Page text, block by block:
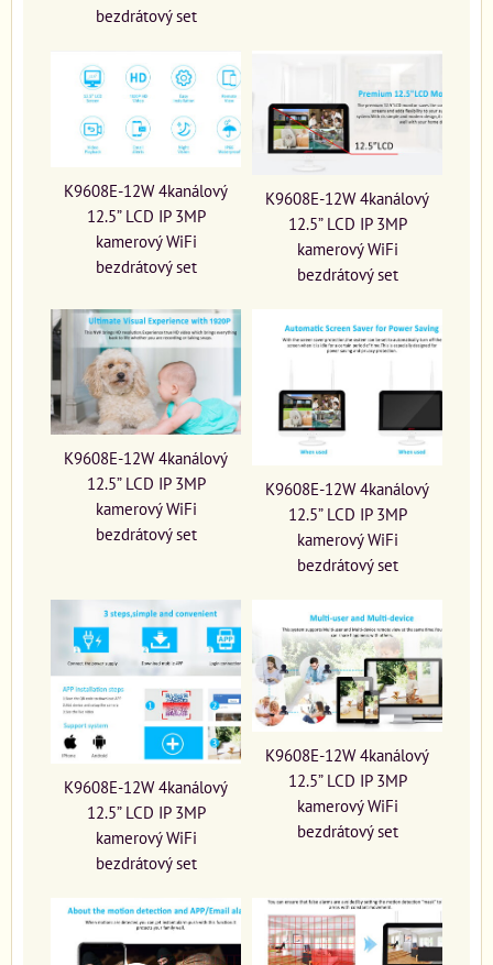
bezdrátový set
K9608E-12W 4kanálový
12.5” LCD IP 3MP
kamerový WiFi
bezdrátový set
K9608E-12W 4kanálový
12.5” LCD IP 3MP
kamerový WiFi
bezdrátový set
K9608E-12W 4kanálový
12.5” LCD IP 3MP
kamerový WiFi
bezdrátový set
K9608E-12W 4kanálový
12.5” LCD IP 3MP
kamerový WiFi
bezdrátový set
K9608E-12W 4kanálový
12.5” LCD IP 3MP
kamerový WiFi
bezdrátový set
K9608E-12W 4kanálový
12.5” LCD IP 3MP
kamerový WiFi
bezdrátový set